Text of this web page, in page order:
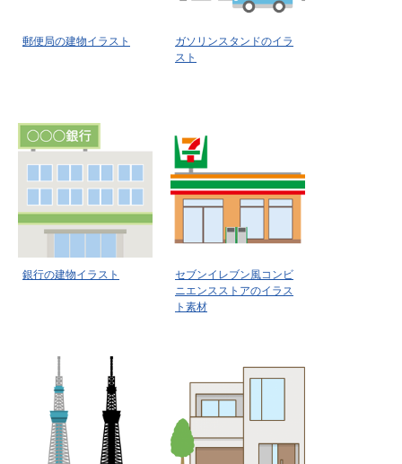
郵便局の建物イラスト
ガソリンスタンドのイラ
スト
銀行の建物イラスト
セブンイレブン風コンビ
ニエンスストアのイラス
ト素材